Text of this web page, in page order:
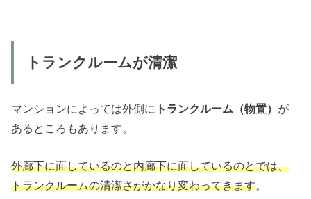
トランクルームが清潔
マンションによっては外側に トランクルーム（物置） が
あるところもあります。
外廊下に面しているのと内廊下に面しているのとでは、
トランクルームの清潔さがかなり変わってきます。